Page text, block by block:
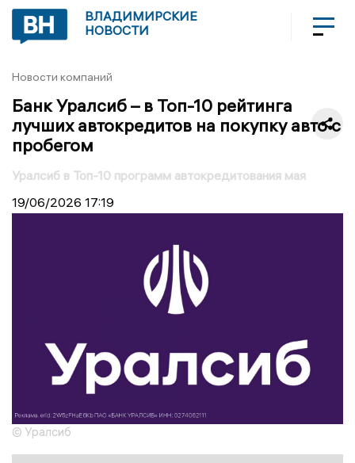
ВЛАДИМИРСКИЕ
НОВОСТИ
Новости компаний
Банк Уралсиб – в Топ-10 рейтинга
лучших автокредитов на покупку авто с
пробегом
Уралсиб в Топ-10 программ автокредитования мая
19/06/2026 17:19
© Уралсиб